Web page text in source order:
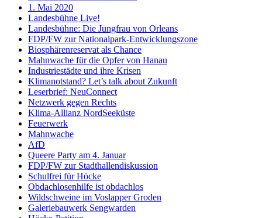
1. Mai 2020
Landesbühne Live!
Landesbühne: Die Jungfrau von Orleans
FDP/FW zur Nationalpark-Entwicklungszone
Biosphärenreservat als Chance
Mahnwache für die Opfer von Hanau
Industriestädte und ihre Krisen
Klimanotstand? Let’s talk about Zukunft
Leserbrief: NeuConnect
Netzwerk gegen Rechts
Klima-Allianz NordSeeküste
Feuerwerk
Mahnwache
AfD
Queere Party am 4. Januar
FDP/FW zur Stadthallendiskussion
Schulfrei für Höcke
Obdachlosenhilfe ist obdachlos
Wildschweine im Voslapper Groden
Galeriebauwerk Sengwarden